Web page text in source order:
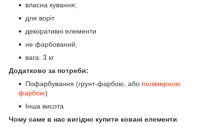
власна кування;
для воріт
декоративні елементи
не фарбований;
вага: 3 кг
Додатково за потреби:
Пофарбування (грунт-фарбою, або полімерною
фарбою)
Інша висота
Чому саме в нас вигідно купити ковані елементи